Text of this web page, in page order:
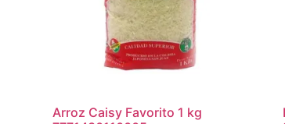
Arroz Caisy Favorito 1 kg